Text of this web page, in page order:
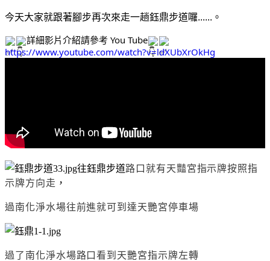
今天大家就跟著腳步再次來走一趟鈺鼎步道囉...... 。
詳細影片介紹請參考 You Tube
https://www.youtube.com/watch?v=ldXUbXrOkHg
往鈺鼎步道路口就有天豔宮指示牌按照指
示牌方向走 ，
過南化淨水場往前進就可到達天艷宮停車場
過了南化淨水場路口看到天艷宮指示牌左轉